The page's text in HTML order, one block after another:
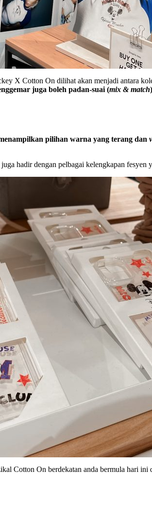
X Cotton On dilihat akan menjadi antara
juga boleh padan-suai (mix & match
pilihan warna yang terang dan
hadir dengan pelbagai kelengkapan fesyen
Cotton On berdekatan anda bermula hari